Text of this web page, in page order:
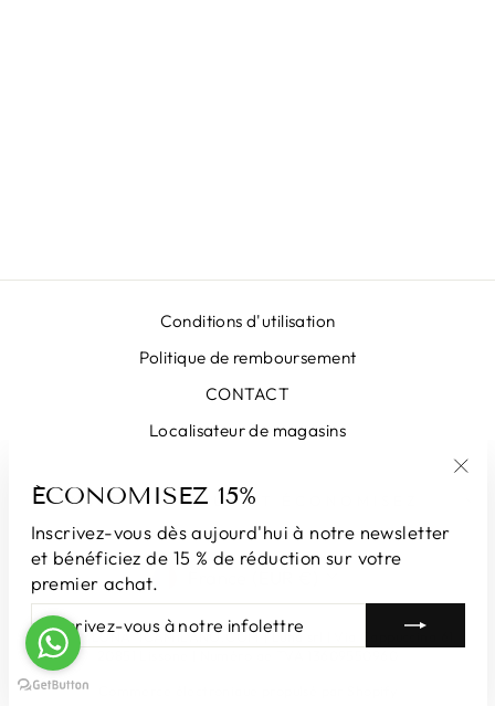
ÉCONOMISEZ 15%
Inscrivez-vous dès aujourd'hui à notre newsletter
et bénéficiez de 15 % de réduction sur votre
premier achat.
INSCRIVEZ-
VOUS
À
NOTRE
INFOLETTRE
S'INSCRIRE
Conditions d'utilisation
Politique de remboursement
CONTACT
Localisateur de magasins
INSCRIVEZ-VOUS ET ÉCONOMISEZ
DEVISE
© 2026 LUNATICAMILANO.COM | Luna srl ​​​​| Via Cappuccina 61,